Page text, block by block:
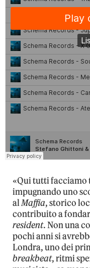
«Qui tutti facciamo
impugnando uno
alMaffia, storico
contribuito a
resident. Non una
pochi anni si
Londra, uno dei
breakbeat, ritmi